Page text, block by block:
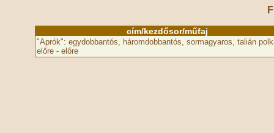
cím/kezdősor/műfaj
"Aprók": egydobbantós, háromdobbantós, sormagyaros, talián
előre - előre